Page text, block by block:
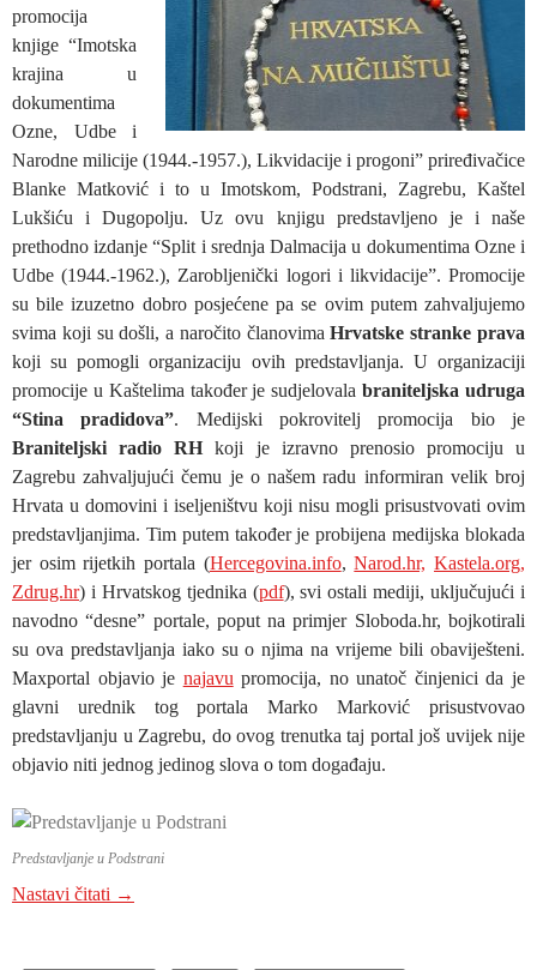
promocija
knjige “Imotska
krajina u
dokumentima
Ozne, Udbe i
Narodne milicije (1944.-1957.), Likvidacije i progoni” priređivačice
Blanke Matković i to u Imotskom, Podstrani, Zagrebu, Kaštel
Lukšiću i Dugopolju. Uz ovu knjigu predstavljeno je i naše
prethodno izdanje “Split i srednja Dalmacija u dokumentima Ozne i
Udbe (1944.-1962.), Zarobljenički logori i likvidacije”. Promocije
su bile izuzetno dobro posjećene pa se ovim putem zahvaljujemo
svima koji su došli, a naročito članovimaHrvatske stranke prava
koji su pomogli organizaciju ovih predstavljanja. U organizaciji
promocije u Kaštelima također je sudjelovalabraniteljska udruga
“Stina pradidova”. Medijski pokrovitelj promocija bio je
Braniteljski radio RH koji je izravno prenosio promociju u
Zagrebu zahvaljujući čemu je o našem radu informiran velik broj
Hrvata u domovini i iseljeništvu koji nisu mogli prisustvovati ovim
predstavljanjima. Tim putem također je probijena medijska blokada
jer osim rijetkih portala (Hercegovina.info,Narod.hr, Kastela.org,
Zdrug.hr) i Hrvatskog tjednika (pdf), svi ostali mediji, uključujući i
navodno “desne” portale, poput na primjer Sloboda.hr, bojkotirali
su ova predstavljanja iako su o njima na vrijeme bili obaviješteni.
Maxportal objavio je najavu promocija, no unatoč činjenici da je
glavni urednik tog portala Marko Marković prisustvovao
predstavljanju u Zagrebu, do ovog trenutka taj portal još uvijek nije
objavio niti jednog jedinog slova o tom događaju.
Predstavljanje u Podstrani
Nastavi čitati PREDSTAVLJANJA KNJIGE “IMOTSKA
→